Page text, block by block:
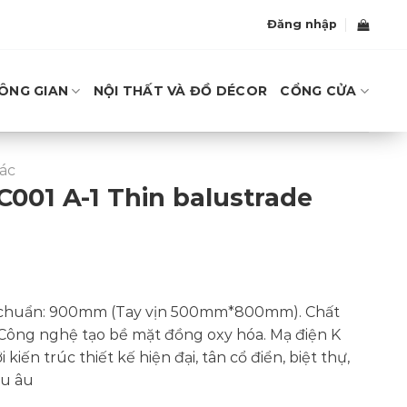
Đăng nhập
GIAN NỘI THẤT VÀ ĐỒ DÉCOR CỔNG CỬA
A-1 Thin balustrade
900mm (Tay vịn 500mm*800mm). Chất
nghệ tạo bề mặt đồng oxy hóa. Mạ điện K
kiến trúc thiết kế hiện đại, tân cổ điển, biệt thự,
âu